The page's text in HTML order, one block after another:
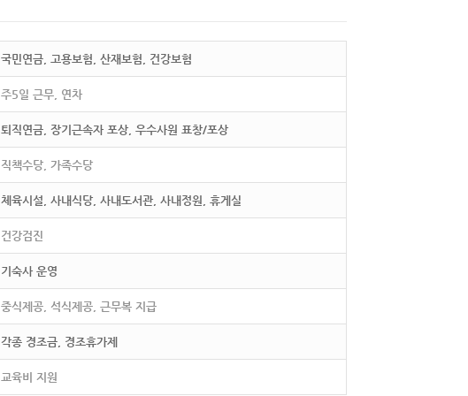
국민연금, 고용보험, 산재보험, 건강보험
주5일 근무, 연차
퇴직연금, 장기근속자 포상, 우수사원 표창/포상
직책수당, 가족수당
체육시설, 사내식당, 사내도서관, 사내정원, 휴게실
건강검진
기숙사 운영
중식제공, 석식제공, 근무복 지급
각종 경조금, 경조휴가제
교육비 지원